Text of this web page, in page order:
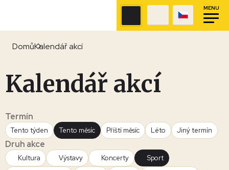
MENU
DomůKalendář akcí
Kalendář akcí
Termín
Tento týden Tento měsíc Příští měsíc Léto Jiný termín
Druh akce
Kultura Výstavy Koncerty
Sport